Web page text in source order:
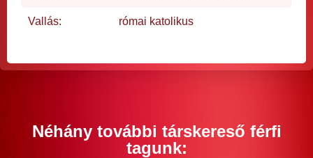
Vallás: római katolikus
Néhány további társkereső férfi
tagunk: